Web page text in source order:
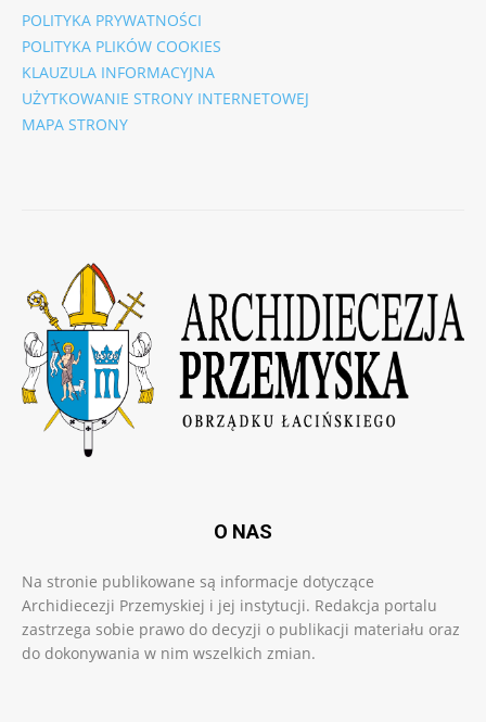
POLITYKA PRYWATNOŚCI
POLITYKA PLIKÓW COOKIES
KLAUZULA INFORMACYJNA
UŻYTKOWANIE STRONY INTERNETOWEJ
MAPA STRONY
O NAS
Na stronie publikowane są informacje dotyczące
Archidiecezji Przemyskiej i jej instytucji. Redakcja portalu
zastrzega sobie prawo do decyzji o publikacji materiału oraz
do dokonywania w nim wszelkich zmian.